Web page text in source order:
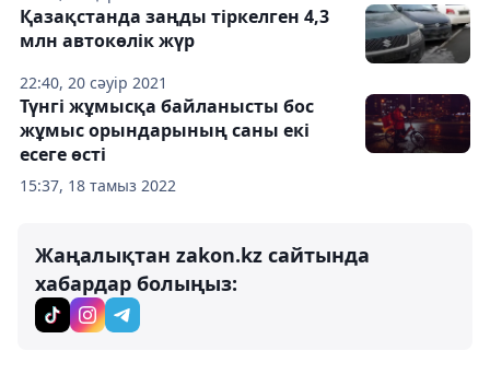
22:40, 20 сәуір 2021
Қазақстанда заңды тіркелген 4,3
млн автокөлік жүр
15:37, 18 тамыз 2022
Түнгі жұмысқа байланысты бос
жұмыс орындарының саны екі
есеге өсті
Жаңалықтан zakon.kz сайтында
хабардар болыңыз: